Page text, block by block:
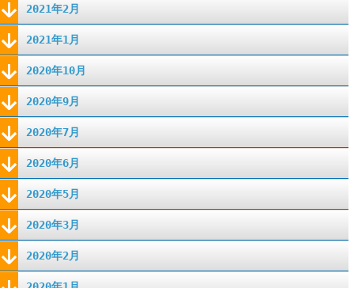
2021年2月
2021年1月
2020年10月
2020年9月
2020年7月
2020年6月
2020年5月
2020年3月
2020年2月